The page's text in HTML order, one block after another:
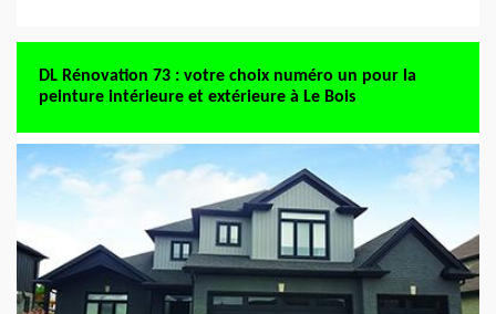
DL Rénovation 73 : votre choix numéro un pour la
peinture intérieure et extérieure à Le Bois